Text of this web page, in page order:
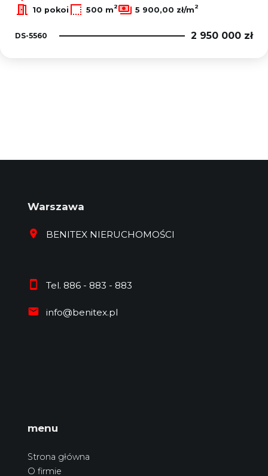
10 pokoi
500 m2 5 900,00 zł/m2
DS-5560 2 950 000 zł
Warszawa
BENITEX NIERUCHOMOŚCI
Tel. 886 - 883 - 883
info@benitex.pl
menu
Strona główna
O firmie